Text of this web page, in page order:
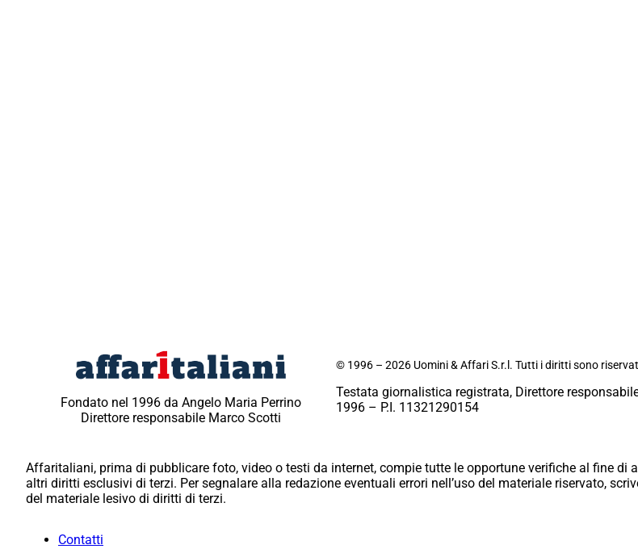
Fondato nel 1996 da Angelo Maria Perrino
Direttore responsabile Marco Scotti
© 1996 – 2026 Uomini & Affari S.r.l. Tutti i diritti sono
Testata giornalistica registrata, Direttore
1996 – P.I. 11321290154
Affaritaliani, prima di pubblicare foto, video o testi da internet, compie tutte le opportune verifiche al fine
altri diritti esclusivi di terzi. Per segnalare alla redazione eventuali errori nell’uso del materiale riservato,
del materiale lesivo di diritti di terzi.
Contatti